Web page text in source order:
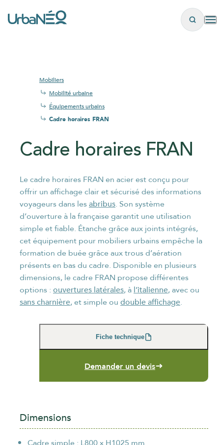
Mobiliers
Mobilité urbaine
Équipements urbains
Cadre horaires FRAN
Cadre horaires FRAN
Le cadre horaires FRAN en acier est conçu pour
offrir un affichage clair et sécurisé des informations
voyageurs dans lesabribus. Son système
d’ouverture à la française garantit une utilisation
simple et fiable. Étanche grâce aux joints intégrés,
cet équipement pour mobiliers urbains empêche la
formation de buée grâce aux trous d’aération
présents en bas du cadre. Disponible en plusieurs
dimensions, le cadre FRAN propose différentes
options : ouvertures latérales, à l’italienne, avec ou
sans charnière, et simple ou double affichage.
Fiche technique
Demander un devis
Dimensions
plus brefs délais
NOM *
PRÉNOM*